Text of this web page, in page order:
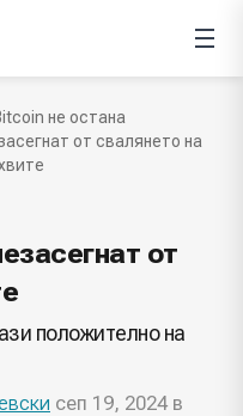
не остана
от свалянето на
от
положително на
сеп 19, 2024 в